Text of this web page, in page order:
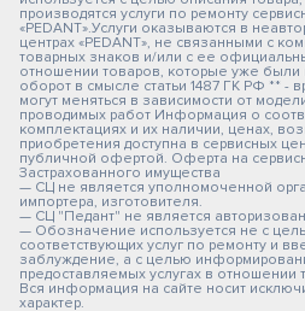
производятся услуги по ремонту
«PEDANT».Услуги оказываются в
центрах «PEDANT», не связанными с
товарных знаков и/или с ее
отношении товаров, которые уже были
оборот в смысле статьи 1487 ГК РФ ** -
могут меняться в зависимости от
проводимых работ Информация о
комплектациях и их наличии, ценах,
приобретения доступна в сервисных
публичной офертой. Оферта на
Застрахованного имущества
— СЦ не является уполномоченной
импортера, изготовителя.
— СЦ "Педант" не является
— Обозначение используется не с
соответствующих услуг по ремонту и
заблуждение, а с целью
предоставляемых услугах в отношении
Вся информация на сайте носит
характер.